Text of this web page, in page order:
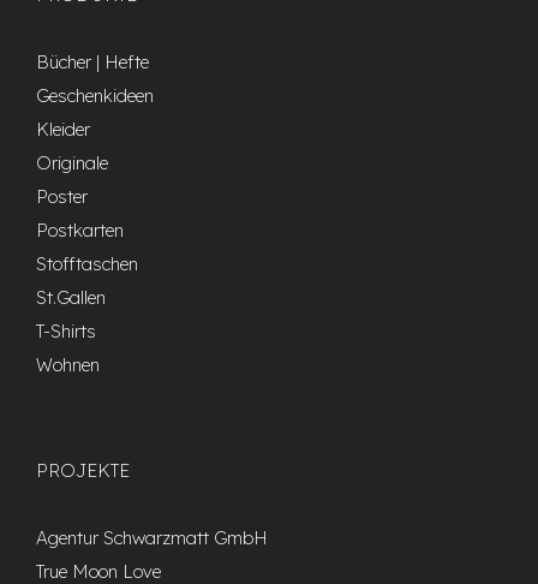
Bücher | Hefte
Geschenkideen
Kleider
Originale
Poster
Postkarten
Stofftaschen
St.Gallen
T-Shirts
Wohnen
PROJEKTE
Agentur Schwarzmatt GmbH
True Moon Love